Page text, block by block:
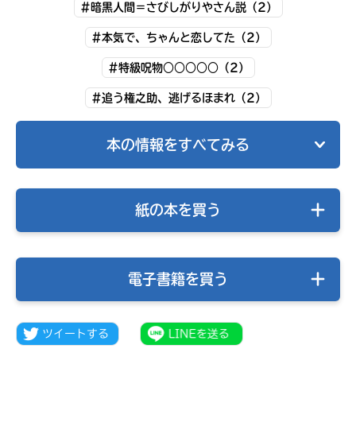
#暗黒人間＝さびしがりやさん説（2）
#本気で、ちゃんと恋してた（2）
#特級呪物○○○○○（2）
#追う権之助、逃げるほまれ（2）
本の情報をすべてみる
紙の本を買う
電子書籍を買う